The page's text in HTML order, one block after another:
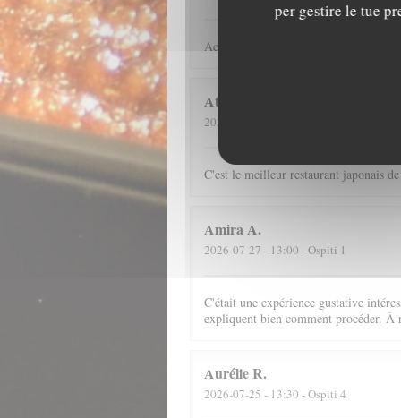
per gestire le tue
Accueil souriant. Service parfait. Plats
Atsuko
2026-07-24
C'est le meilleur restaurant japonais
AmiraA
2026-07-27 - 13:00 - Ospiti 1
C'était une expérience gustative
expliquent bien comment procéder. À
AurélieR
2026-07-25 - 13:30 - Ospiti 4